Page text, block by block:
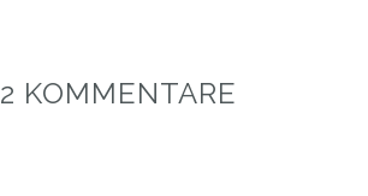
2 KOMMENTARE